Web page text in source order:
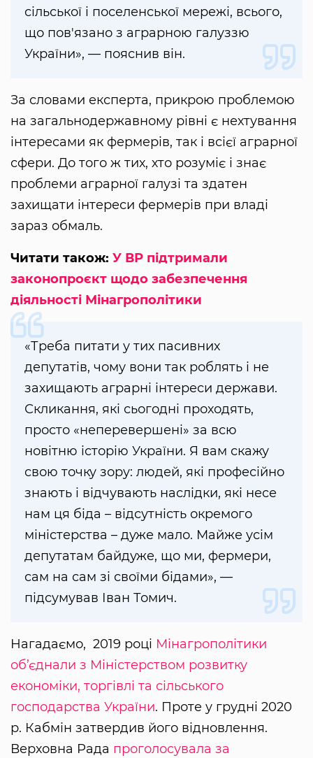
сільської і поселенської мережі, всього,
що пов'язано з аграрною галуззю
України», — пояснив він.
За словами експерта, прикрою проблемою
на загальнодержавному рівні є нехтування
інтересами як фермерів, так і всієї аграрної
сфери. До того ж тих, хто розуміє і знає
проблеми аграрної галузі та здатен
захищати інтереси фермерів при владі
зараз обмаль.
Читати також: У ВР підтримали
законопроєкт щодо забезпечення
діяльності Мінагрополітики
«Треба питати у тих пасивних
депутатів, чому вони так роблять і не
захищають аграрні інтереси держави.
Скликання, які сьогодні проходять,
просто «неперевершені» за всю
новітню історію України. Я вам скажу
свою точку зору: людей, які професійно
знають і відчувають наслідки, які несе
нам ця біда – відсутність окремого
міністерства – дуже мало. Майже усім
депутатам байдуже, що ми, фермери,
сам на сам зі своїми бідами», —
підсумував Іван Томич.
Нагадаємо, 2019 році Мінагрополітики
об’єднали з Міністерством розвитку
економіки, торгівлі та сільського
господарства України. Проте у грудні 2020
р. Кабмін затвердив його відновлення.
Верховна Рада проголосувала за